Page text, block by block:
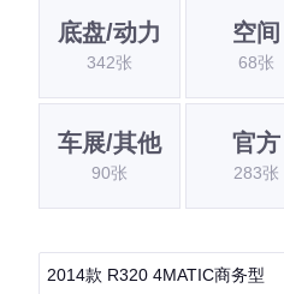
底盘/动力
342张
空间
68张
车展/其他
90张
官方
283张
2014款 R320 4MATIC商务型